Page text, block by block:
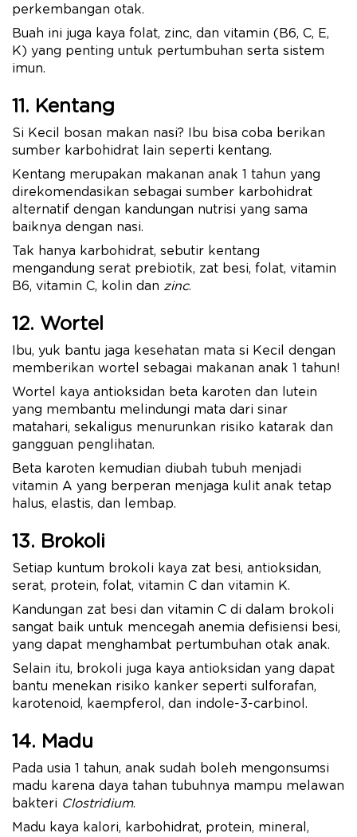
perkembangan otak.
Buah ini juga kaya folat, zinc, dan vitamin (B6, C, E,
K) yang penting untuk pertumbuhan serta sistem
imun.
11. Kentang
Si Kecil bosan makan nasi? Ibu bisa coba berikan
sumber karbohidrat lain seperti kentang.
Kentang merupakan makanan anak 1 tahun yang
direkomendasikan sebagai sumber karbohidrat
alternatif dengan kandungan nutrisi yang sama
baiknya dengan nasi.
Tak hanya karbohidrat, sebutir kentang
mengandung serat prebiotik, zat besi, folat, vitamin
B6, vitamin C, kolin dan zinc.
12. Wortel
Ibu, yuk bantu jaga kesehatan mata si Kecil dengan
memberikan wortel sebagai makanan anak 1 tahun!
Wortel kaya antioksidan beta karoten dan lutein
yang membantu melindungi mata dari sinar
matahari, sekaligus menurunkan risiko katarak dan
gangguan penglihatan.
Beta karoten kemudian diubah tubuh menjadi
vitamin A yang berperan menjaga kulit anak tetap
halus, elastis, dan lembap.
13. Brokoli
Setiap kuntum brokoli kaya zat besi, antioksidan,
serat, protein, folat, vitamin C dan vitamin K.
Kandungan zat besi dan vitamin C di dalam brokoli
sangat baik untuk mencegah anemia defisiensi besi,
yang dapat menghambat pertumbuhan otak anak.
Selain itu, brokoli juga kaya antioksidan yang dapat
bantu menekan risiko kanker seperti sulforafan,
karotenoid, kaempferol, dan indole-3-carbinol.
14. Madu
Pada usia 1 tahun, anak sudah boleh mengonsumsi
madu karena daya tahan tubuhnya mampu melawan
bakteri Clostridium.
Madu kaya kalori, karbohidrat, protein, mineral,